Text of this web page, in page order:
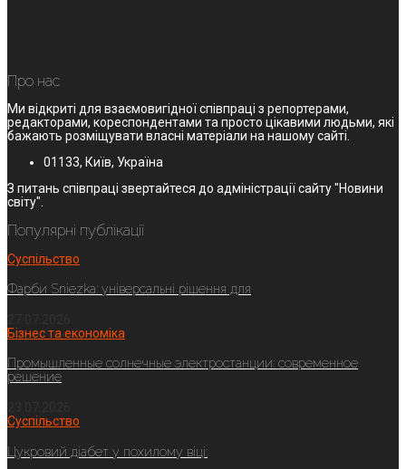
Про нас
Ми відкриті для взаємовигідної співпраці з репортерами,
редакторами, кореспондентами та просто цікавими людьми, які
бажають розміщувати власні матеріали на нашому сайті.
01133, Київ, Україна
З питань співпраці звертайтеся до адміністрації сайту "Новини
світу".
Популярні публікації
Суспільство
Фарби Sniezka: універсальні рішення для
Бізнес та економіка
Промышленные солнечные электростанции: современное
решение
Суспільство
Цукровий діабет у похилому віці: